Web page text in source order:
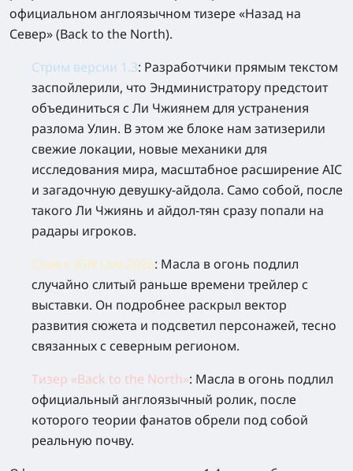
официальном англоязычном тизере «Назад на
Север»(Back to the North).
Стрим версии 1.3: Разработчики прямым текстом
заспойлерили, что Эндминистратору предстоит
объединиться с Ли Чжиянем для устранения
разлома Улин. В этом же блоке нам затизерили
свежие локации, новые механики для
исследования мира, масштабное расширение AIC
и загадочную девушку-айдола. Само собой, после
такого Ли Чжиянь и айдол-тян сразу попали на
радары игроков.
Слив с IGN Live 2026: Масла в огонь подлил
случайно слитый раньше времени трейлер с
выставки. Он подробнее раскрыл вектор
развития сюжета и подсветил персонажей, тесно
связанных с северным регионом.
Тизер «Back to the North»: Масла в огонь подлил
официальный англоязычный ролик, после
которого теории фанатов обрели под собой
реальную почву.